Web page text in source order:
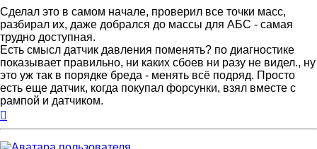
Сделал это в самом начале, проверил все точки масс,
разбирал их, даже добрался до массы для АБС - самая
трудно доступная.
Есть смысл датчик давления поменять? по диагностике
показывает правильно, ни каких сбоев ни разу не видел., ну
это уж так в порядке бреда - менять всё подряд. Просто
есть еще датчик, когда покупал форсунки, взял вместе с
рампой и датчиком.